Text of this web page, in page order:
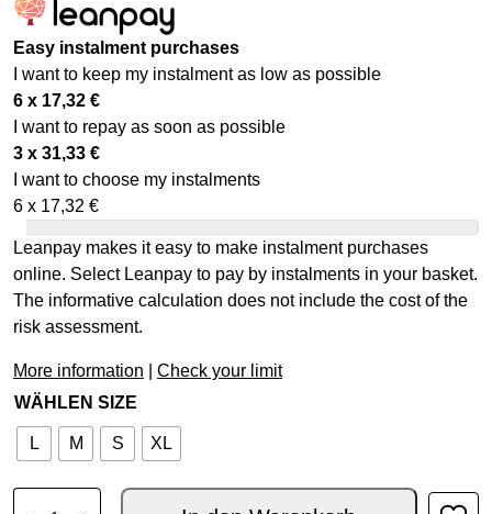
Easy instalment purchases
I want to keep my instalment as low as possible
6 x 17,32 €
I want to repay as soon as possible
3 x 31,33 €
I want to choose my instalments
6 x 17,32 €
Leanpay makes it easy to make instalment purchases
online. Select Leanpay to pay by instalments in your basket.
The informative calculation does not include the cost of the
risk assessment.
More information
Check your limit
WÄHLEN SIZE
L M S XL
LEATT ELBOW PAD 3DF 5.0 EVO Menge